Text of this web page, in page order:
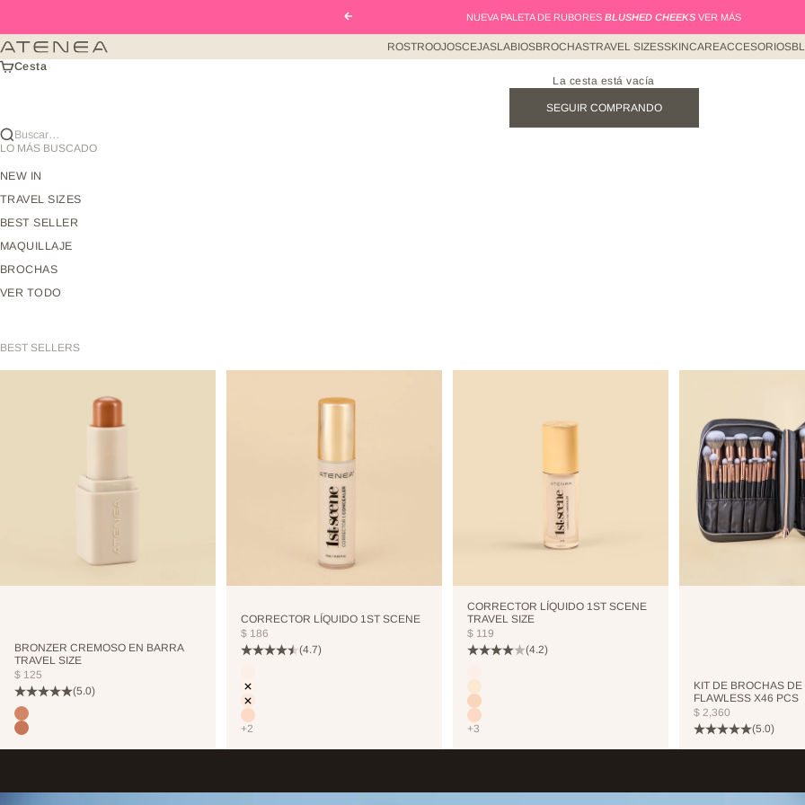
Anterior
NUEVA PALETA DE RUBORES BLUSHED CHEEKS VER MÁS
Atenea Beauty mx ROSTROOJOSCEJASLABIOSBROCHASTRAVEL SIZESSKINCAREACCESORIOS
Cesta
La cesta está vacía
SEGUIR COMPRANDO
Buscar…
LO MÁS BUSCADO
NEW IN
TRAVEL SIZES
BEST SELLER
MAQUILLAJE
BROCHAS
VER TODO
BEST SELLERS
BRONZER CREMOSO EN BARRA
TRAVEL SIZE
PRECIO DE OFERTA
$ 125
(5.0)
Color
TERRANOVA
TOSTEDCOCONUT
CORRECTOR LÍQUIDO 1ST SCENE
PRECIO DE OFERTA
$ 186
(4.7)
NEUTRALIZER
VANILLA
NUDE
+2
CORRECTOR LÍQUIDO 1ST SCENE
TRAVEL SIZE
PRECIO DE OFERTA
$ 119
(4.2)
CUTCREASE
NEUTRALIZER
VANILLA
NUDE
+3
KIT DE BROCHAS
FLAWLESS X46 PCS
PRECIO DE OFERTA
$ 2,360
(5.0)